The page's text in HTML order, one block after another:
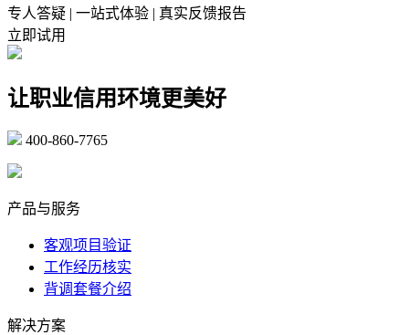
专人答疑 | 一站式体验 | 真实反馈报告
立即试用
让职业信用环境更美好
400-860-7765
产品与服务
客观项目验证
工作经历核实
背调套餐介绍
解决方案